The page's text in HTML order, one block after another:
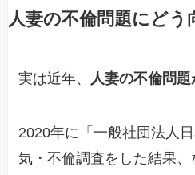
人妻の不倫問題にどう
実は近年、 人妻の不倫問題
2020年に「一般社団法人
気・不倫調査をした結果